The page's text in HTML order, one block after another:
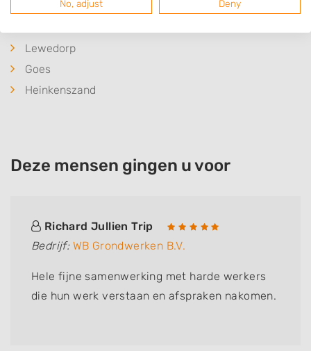
's-Heer Hendrikskinderen
Lewedorp
Goes
Heinkenszand
Deze mensen gingen u voor
Richard Jullien Trip
Bedrijf: WB Grondwerken B.V.
Hele fijne samenwerking met harde werkers
die hun werk verstaan en afspraken nakomen.
No, adjust Deny